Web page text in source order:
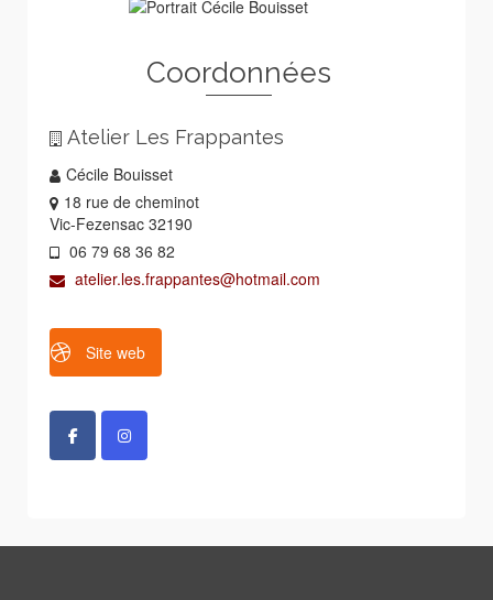
Coordonnées
Atelier Les Frappantes
Cécile Bouisset
18 rue de cheminot
Vic-Fezensac 32190
06 79 68 36 82
atelier.les.frappantes@hotmail.com
Site web